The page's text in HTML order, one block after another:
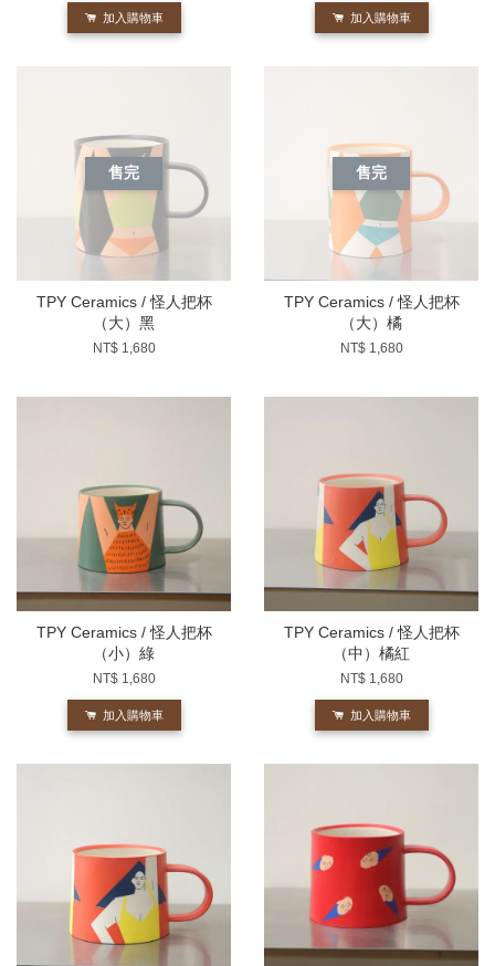
加入購物車 加入購物車
售完
TPY Ceramics / 怪人把杯
（大）黑
NT$ 1,680
售完
TPY Ceramics / 怪人把杯
（大）橘
NT$ 1,680
TPY Ceramics / 怪人把杯
（小）綠
NT$ 1,680
加入購物車
TPY Ceramics / 怪人把杯
（中）橘紅
NT$ 1,680
加入購物車